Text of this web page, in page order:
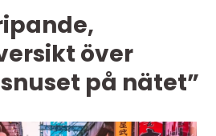
över
på nätet”